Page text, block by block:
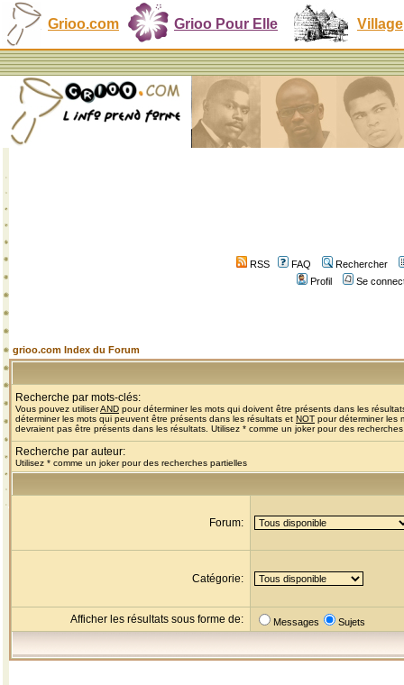
Grioo.com Grioo Pour Elle Village
RSS FAQ
Rechercher
Profil
Se
grioo.com Index du Forum
Recherche par mots-clés:
Vous pouvez utiliserAND pour déterminer les mots qui doivent être présents dans les
déterminer les mots qui peuvent être présents dans les résultats et NOT pour déterminer les
devraient pas être présents dans les résultats. Utilisez * comme un joker pour des
Recherche par auteur:
Utilisez * comme un joker pour des recherches partielles
Forum:
Catégorie:
Afficher les résultats sous forme de: Messages Sujets